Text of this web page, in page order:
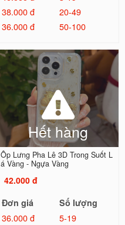
38.000 đ
20-49
36.000 đ
50-100
Hết hàng
Ốp Lưng Pha Lê 3D Trong Suốt L
á Vàng - Ngựa Vàng
42.000 đ
Đơn giá
Số lượng
36.000 đ
5-19